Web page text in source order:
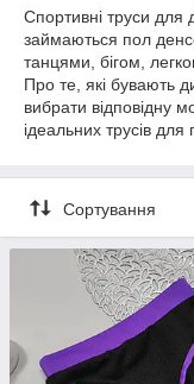
Спортивні труси для
займаються пол
танцями, бігом,
Про те, які бувають
вибрати відповідну
ідеальних трусів
Сортування